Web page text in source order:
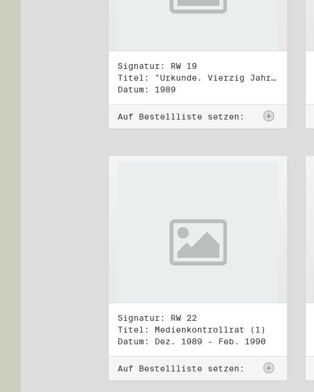
Signatur: RW 19
Titel: "Urkunde. Vierzig Jahre"
Datum: 1989
Auf Bestellliste setzen:
Signatur: RW 22
Titel: Medienkontrollrat (1)
Datum: Dez. 1989 - Feb. 1990
Auf Bestellliste setzen: